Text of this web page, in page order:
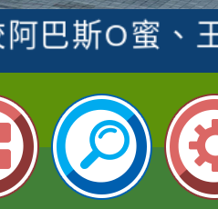
教師榮獲社
巴斯O蜜、
市科展 國
師王老師、
年二班張O
競賽國小朗讀
老師
參加桃園市中
教師榮獲教
與2026世